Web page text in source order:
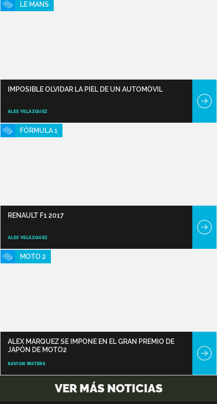
LE MANS
IMPOSIBLE OLVIDAR LA PIEL DE UN AUTOMÓVIL
ALEX VELÁZQUEZ
FÓRMULA 1
RENAULT F1 2017
ALEX VELÁZQUEZ
MOTO 2
ALEX MÁRQUEZ SE IMPONE EN EL GRAN PREMIO DE
JAPÓN DE MOTO2
SAVION WATERS
VER MÁS NOTICIAS